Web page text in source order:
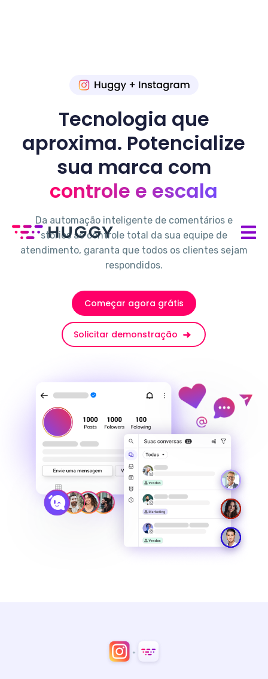
Tecnologia que
aproxima. Potencialize
sua marca com
controle e escala
Da automação inteligente de comentários e
stories ao controle total da sua equipe de
atendimento, garanta que todos os clientes sejam
respondidos.
Começar agora grátis
Solicitar demonstração